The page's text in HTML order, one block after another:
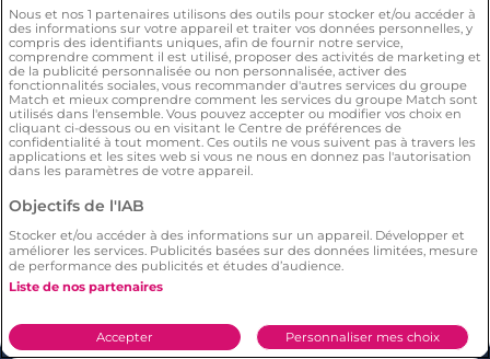
"Avant les enfants on
prenait du temps
pour nous, restaurant,
vacances, cinéma,
ballade… Après deux
petits on essaye de se
trouver des moments
rien qu’à deux."
"On s’envoie des
cœurs par SMS, et des
bêtises… Hier, il m’a
acheté un collier en
bonbons, oui, comme
les enfants."
Nous et nos 1 partenaires utilisons des outils pour stocker et/ou accéder à
des informations sur votre appareil et traiter vos données personnelles, y
compris des identifiants uniques, afin de fournir notre service,
comprendre comment il est utilisé, proposer des activités de marketing et
de la publicité personnalisée ou non personnalisée, activer des
fonctionnalités sociales, vous recommander d'autres services du groupe
Match et mieux comprendre comment les services du groupe Match sont
utilisés dans l'ensemble. Vous pouvez accepter ou modifier vos choix en
cliquant ci-dessous ou en visitant le Centre de préférences de
confidentialité à tout moment. Ces outils ne vous suivent pas à travers les
applications et les sites web si vous ne nous en donnez pas l'autorisation
dans les paramètres de votre appareil.
Objectifs de l'IAB
Stocker et/ou accéder à des informations sur un appareil. Développer et
améliorer les services. Publicités basées sur des données limitées, mesure
de performance des publicités et études d’audience.
Liste de nos partenaires
Personnaliser mes choix
Accepter